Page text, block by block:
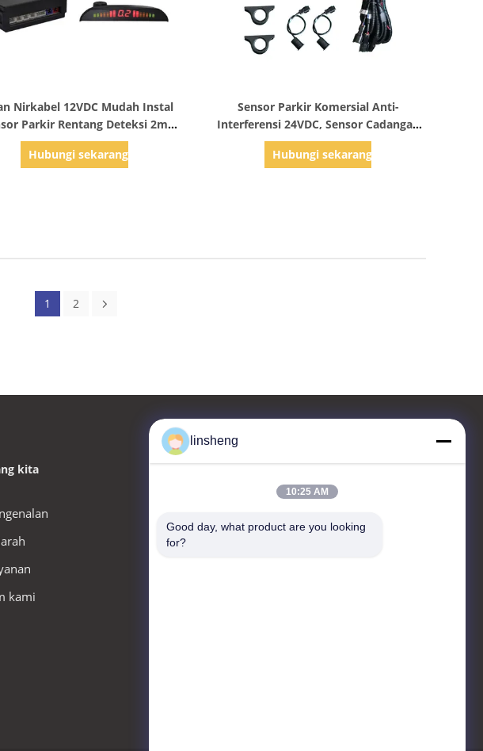
Nirkabel 12VDC Mudah Instal
Parkir Rentang Deteksi 2m
Dengan 4 Sensor Perekat
Hubungi sekarang
Sensor Parkir Komersial Anti-
Interferensi 24VDC, Sensor Cadangan
Nirkabel ECU
Hubungi sekarang
1 2
kita
kami
Hubungi kami
ENTERPRISE CO., LTD
linsheng
10:25 AM
Good day, what product are you looking
for?